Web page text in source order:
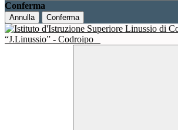
Conferma
Annulla Conferma
“J.Linussio” - Codroipo